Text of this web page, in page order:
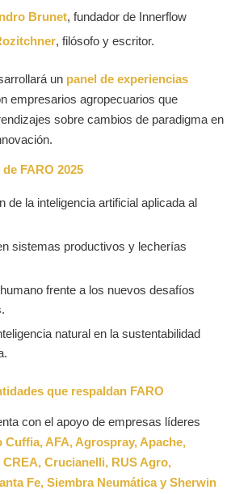
Brunet, fundador de Innerflow
, filósofo y escritor.
un panel de experiencias
empresarios agropecuarios que
sobre cambios de paradigma en
FARO 2025
de la inteligencia artificial aplicada al
sistemas productivos y lecherías
frente a los nuevos desafíos
natural en la sustentabilidad
que respaldan FARO
con el apoyo de empresas líderes
Cuffia, AFA, Agrospray, Apache,
Crucianelli, RUS Agro,
Fe, Siembra Neumática y Sherwin